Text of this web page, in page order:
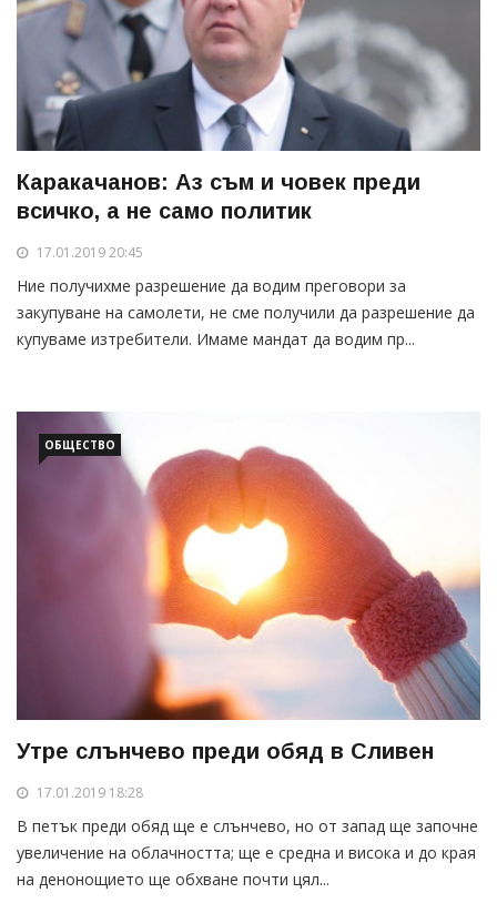
Каракачанов: Аз съм и човек преди
всичко, а не само политик
17.01.2019 20:45
Ние получихме разрешение да водим преговори за
закупуване на самолети, не сме получили да разрешение да
купуваме изтребители. Имаме мандат да водим пр...
ОБЩЕСТВО
Утре слънчево преди обяд в Сливен
17.01.2019 18:28
В петък преди обяд ще е слънчево, но от запад ще започне
увеличение на облачността; ще е средна и висока и до края
на денонощието ще обхване почти цял...